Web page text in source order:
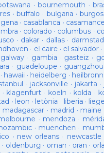
·bournemouth ·
·buffalo · bulgaria ·burgos
· casablanca · casamance
· colorado · columbus ·
· dakar · dallas·
· el caire · el salvador ·
galway· gambia · gasteiz ·
· guadeloupe · guangzhou
· hawaii · heidelberg · heilbronn
· jacksonville · jakarta ·
· klagenfurt · koeln · kolda ·
· leon · letònia · liberia · liege
madagascar · madrid · maine
· mendoza ·
· muenchen ·
· new orleans· newcastle
· oldenburg · oman · oran ·